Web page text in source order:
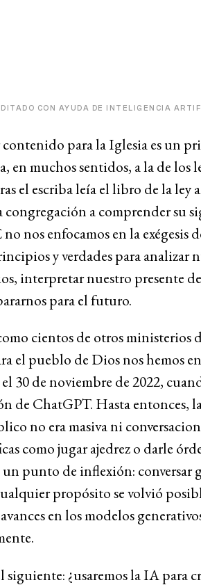
CON AYUDA DE INTELIGENCIA
para la Iglesia es un
en muchos sentidos, a la de los
el escriba leía el libro de la ley
congregación a comprender su
nos enfocamos en la exégesis
y verdades para analizar
interpretar nuestro presente
para el futuro.
cientos de otros ministerios
el pueblo de Dios nos hemos
30 de noviembre de 2022,
de ChatGPT. Hasta entonces,
no era masiva ni
como jugar ajedrez o darle
un punto de inflexión:
propósito se volvió
en los modelos
siguiente: ¿usaremos la IA para